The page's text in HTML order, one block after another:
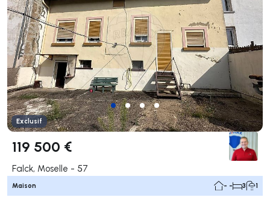
Exclusif
119 500 €
Falck, Moselle - 57
Maison - - 3 1